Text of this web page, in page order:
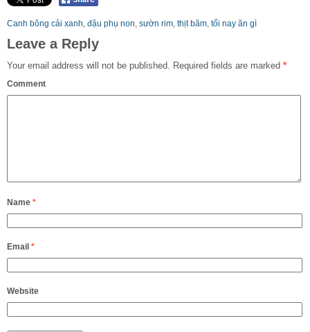
Canh bông cải xanh đậu phụ non sườn rim thịt băm tối nay ăn gì
Leave a Reply
Your email address will not be published. Required fields are marked *
Comment
Name *
Email *
Website